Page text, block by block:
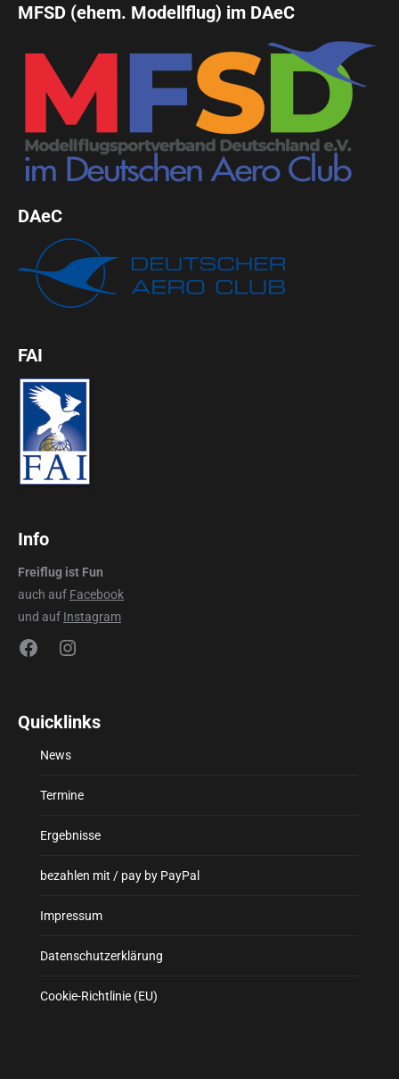
MFSD (ehem. Modellflug) im DAeC
DAeC
FAI
Info
Freiflug ist Fun
auch auf Facebook
und auf Instagram
FacebookInstagram
Quicklinks
News
Termine
Ergebnisse
bezahlen mit / pay by PayPal
Impressum
Datenschutzerklärung
Cookie-Richtlinie (EU)